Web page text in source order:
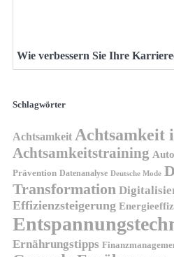
Wie verbessern Sie Ihre
Schlagwörter
Achtsamkeit Achtsamkeit
Achtsamkeitstraining
Prävention Datenanalyse Deutsche Mode
Transformation
Effizienzsteigerung
Ernährungstipps